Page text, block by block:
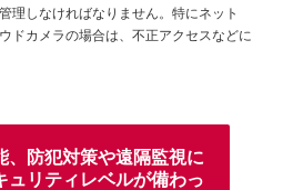
理しなければなりません。特にネット
ドカメラの場合は、不正アクセスなどに
、防犯対策や遠隔監視に
ュリティレベルが備わっ